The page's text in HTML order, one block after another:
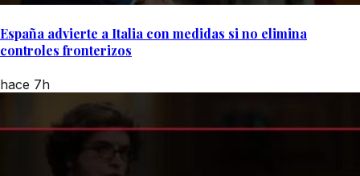
España advierte a Italia con medidas si no elimina
controles fronterizos
hace 7h